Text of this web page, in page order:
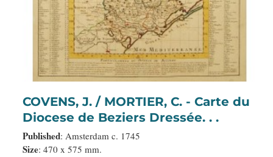
COVENS, J. / MORTIER, C. - Carte du
Diocese de Beziers Dressée. . .
Published: Amsterdam c. 1745
Size: 470 x 575 mm.